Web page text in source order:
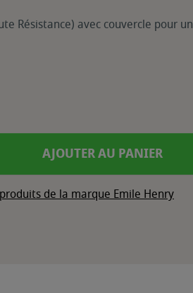
Résistance) avec couvercle pour un
AJOUTER AU PANIER
de la marque Emile Henry